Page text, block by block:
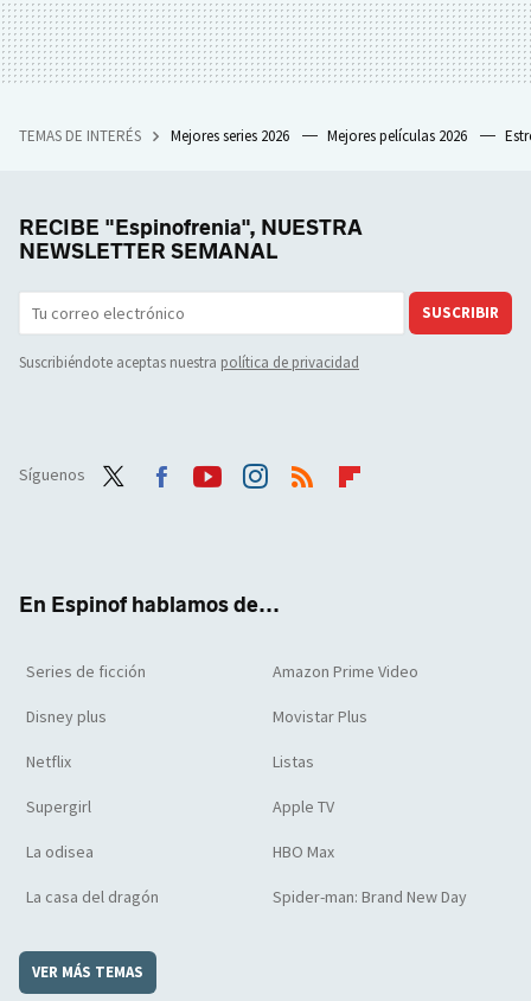
TEMAS DE INTERÉS Mejores series 2026 Mejores películas 2026
RECIBE "Espinofrenia", NUESTRA
NEWSLETTER SEMANAL
SUSCRIBIR
Suscribiéndote aceptas nuestra política de privacidad
Síguenos
En Espinof hablamos de...
Series de ficción Amazon Prime Video
Disney plus Movistar Plus
Netflix Listas
Supergirl Apple TV
La odisea HBO Max
La casa del dragón Spider-man: Brand New Day
VER MÁS TEMAS